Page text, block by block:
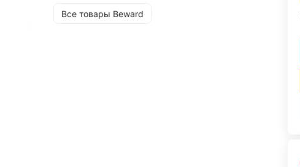
Все товары Beward